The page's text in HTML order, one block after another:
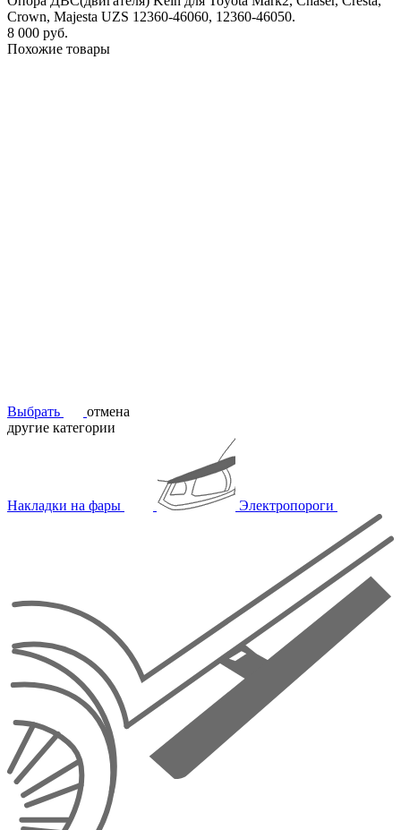
Crown, Majesta UZS 12360-46060, 12360-46050.
8 000 руб.
Похожие товары
Выбрать
отмена
другие категории
Накладки на фары Электропороги